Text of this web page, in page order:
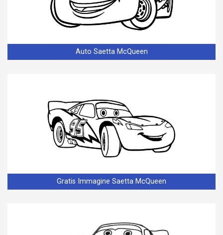
Auto Saetta McQueen
Gratis Immagine Saetta McQueen